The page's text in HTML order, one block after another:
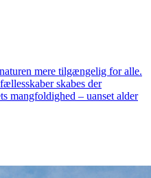
mere tilgængelig for alle.
skabes der
mangfoldighed – uanset alder